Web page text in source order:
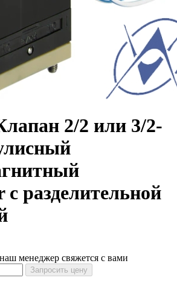
2/2 или 3/2-
разделительной
менеджер свяжется с вами
Запросить цену